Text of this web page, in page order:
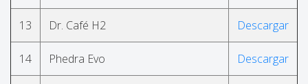
13 Dr. Café H2 Descargar
14 Phedra Evo Descargar